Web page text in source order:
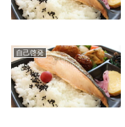
自己啓発